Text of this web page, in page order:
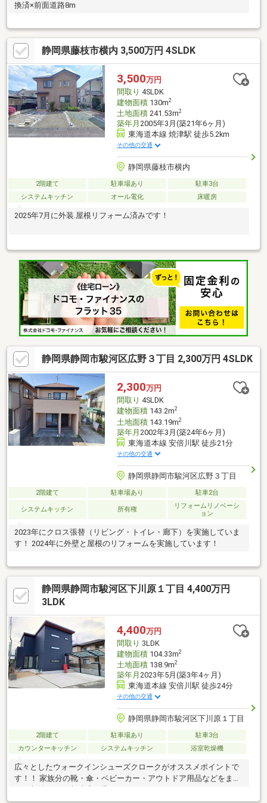
換済×前面道路8m
静岡県藤枝市横内 3,500万円 4SLDK
3,500万円
間取り 4SLDK
建物面積130m2
土地面積241.53m2
築年月 2005年3月(築21年6ヶ月)
東海道本線 焼津駅 徒歩5.2km
その他の交通
静岡県藤枝市横内
2階建て 駐車場あり
駐車3台
システムキッチン
オール電化 床暖房
2025年7月に外装.屋根リフォーム済みです！
静岡県静岡市駿河区広野３丁目 2,300万円 4SLDK
2,300万円
間取り 4SLDK
建物面積143.2m2
土地面積143.19m2
築年月 2002年3月(築24年6ヶ月)
東海道本線 安倍川駅 徒歩21分
その他の交通
静岡県静岡市駿河区広野３丁目
2階建て 駐車場あり 駐車2台
システムキッチン 所有権
リフォームリノベーシ
ョン
2023年にクロス張替（リビング・トイレ・廊下）を実施していま
す！ 2024年に外壁と屋根のリフォームを実施しています！
静岡県静岡市駿河区下川原１丁目 4,400万円
3LDK
4,400万円
間取り 3LDK
建物面積104.33m2
土地面積138.9m2
築年月 2023年5月(築3年4ヶ月)
東海道本線 安倍川駅 徒歩24分
その他の交通
静岡県静岡市駿河区下川原１丁目
2階建て 駐車場あり
駐車3台
カウンターキッチン
システムキッチン 浴室乾燥機
広々としたウォークインシューズクロークがオススメポイントで
す！！ 家族分の靴・傘・ベビーカー・アウトドア用品などをまと